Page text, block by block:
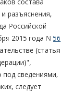
разъяснения,
Российской
2015 года N 56
(статья
сведениями,
следует